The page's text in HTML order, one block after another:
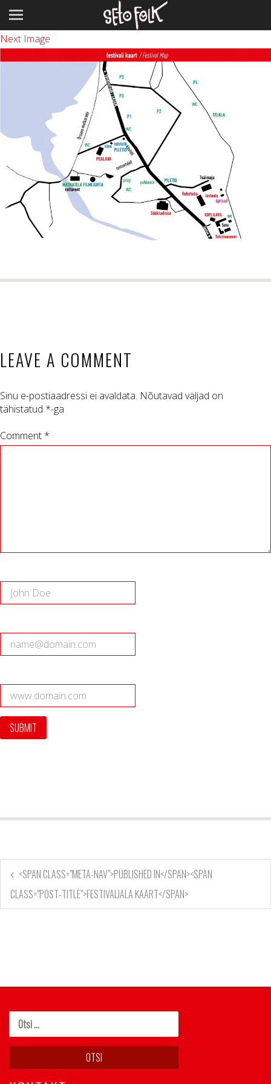
Previous Image
Next Image
LEAVE A COMMENT
Sinu e-postiaadressi ei avaldata. Nõutavad väljad on
tähistatud *-ga
Comment *
<SPAN CLASS="META-NAV">PUBLISHED IN</SPAN><SPAN
CLASS="POST-TITLE">FESTIVALIALA KAART</SPAN>